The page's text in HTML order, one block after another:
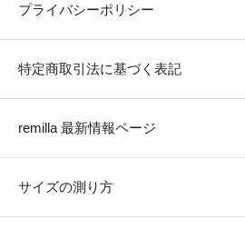
プライバシーポリシー
特定商取引法に基づく表記
remilla 最新情報ページ
サイズの測り方